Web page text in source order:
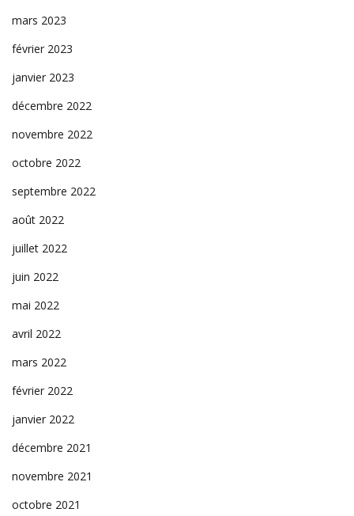
mars 2023
février 2023
janvier 2023
décembre 2022
novembre 2022
octobre 2022
septembre 2022
août 2022
juillet 2022
juin 2022
mai 2022
avril 2022
mars 2022
février 2022
janvier 2022
décembre 2021
novembre 2021
octobre 2021